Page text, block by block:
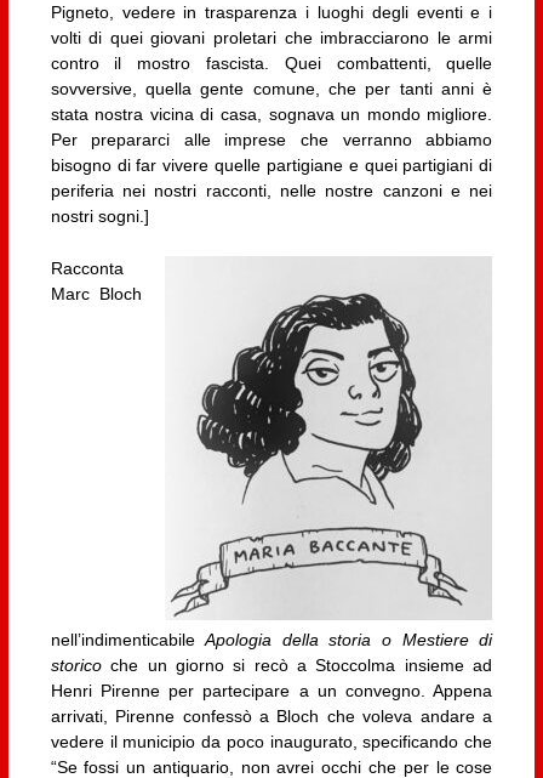
Pigneto, vedere in trasparenza i luoghi degli eventi e i
volti di quei giovani proletari che imbracciarono le armi
contro il mostro fascista. Quei combattenti, quelle
sovversive, quella gente comune, che per tanti anni è
stata nostra vicina di casa, sognava un mondo migliore.
Per prepararci alle imprese che verranno abbiamo
bisogno di far vivere quelle partigiane e quei partigiani di
periferia nei nostri racconti, nelle nostre canzoni e nei
nostri sogni.]
Racconta
Marc Bloch
nell’indimenticabileApologia della storia o Mestiere di
storicoche un giorno si recò a Stoccolma insieme ad
Henri Pirenne per partecipare a un convegno. Appena
arrivati, Pirenne confessò a Bloch che voleva andare a
vedere il municipio da poco inaugurato, specificando che
“Se fossi un antiquario, non avrei occhi che per le cose